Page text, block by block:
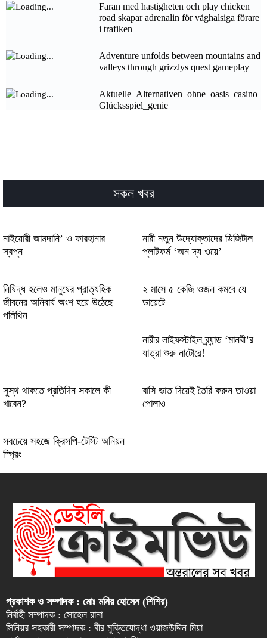
Faran med hastigheten och play chicken
road skapar adrenalin för våghalsiga förare
i trafiken
Adventure unfolds between mountains and
valleys through grizzlys quest gameplay
Glücksspiel_genie
pour une expérience de jeu innovante et
sécurisée
Playground for Fast‑Paced Players
Avventura spensierata per il dodo con
Πολύχρωμες εμπειρίες παιχνιδιού και
সকল খবর
নাইয়োরী জামদানি’ ও ফারহানার
স্বপ্ন
নারী নতুন উদ্যোক্তাদের ডিজিটাল
প্লাটফর্ম ‘অন দ্য ওয়ে’
নিষিদ্ধ হলেও মানুষের প্রাত্যহিক
জীবনের অনিবার্য অংশ হয়ে উঠেছে
পলিথিন
২ মাসে ৫ কেজি ওজন কমবে যে
ডায়েটে
নারীর লাইফস্টাইল ব্র্যান্ড ‘মানবী’র
যাত্রা শুরু নাটোরে!
সুস্থ থাকতে প্রতিদিন সকালে কী
খাবেন?
বাসি ভাত দিয়েই তৈরি করুন তাওয়া
পোলাও
সবচেয়ে সহজে ক্রিসপি-টেস্টি অনিয়ন
স্প্রিং
প্রকাশক ও সম্পাদক : মোঃ মনির হোসেন (শিশির)
নির্বাহী সম্পাদক : সোহেল রানা
সিনিয়র সহকারী সম্পাদক : বীর মুক্তিযোদ্ধা ওয়াজউদ্দিন মিয়া